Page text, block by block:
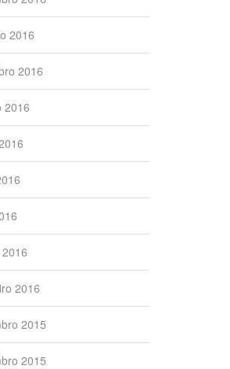
2016
2016
2016
2016
2015
2015